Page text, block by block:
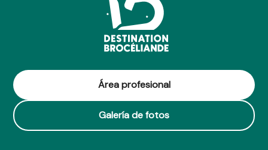
Área profesional
Galería de fotos